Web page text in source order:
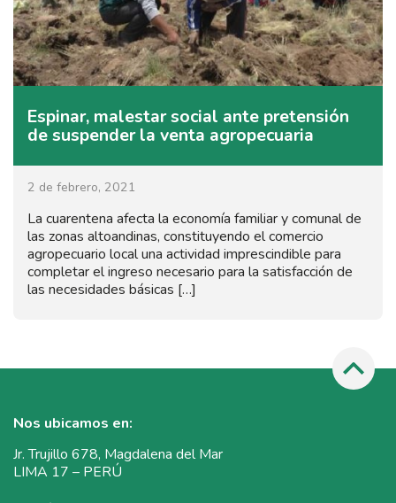
Espinar, malestar social ante pretensión
de suspender la venta agropecuaria
2 de febrero, 2021
La cuarentena afecta la economía familiar y comunal de
las zonas altoandinas, constituyendo el comercio
agropecuario local una actividad imprescindible para
completar el ingreso necesario para la satisfacción de
las necesidades básicas […]
Nos ubicamos en:
Jr. Trujillo 678, Magdalena del Mar
LIMA 17 – PERÚ